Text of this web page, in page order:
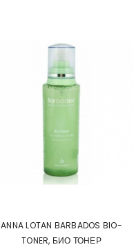
ANNA LOTAN BARBADOS BIO-
TONER, БИО ТОНЕР